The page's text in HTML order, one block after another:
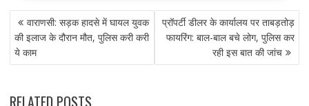
b
o
o
d
o
n
l e
POST
NAVIGATION
वाराणसी: सड़क हादसे में घायल युवक
की इलाज के दौरान मौत, पुलिस करी करी
ये काम
प्रॉपर्टी डीलर के कार्यालय पर ताबड़तोड़
फायरिंग: बाल-बाल बचे लोग, पुलिस कर
रही इस बात की जांच
RELATED POSTS